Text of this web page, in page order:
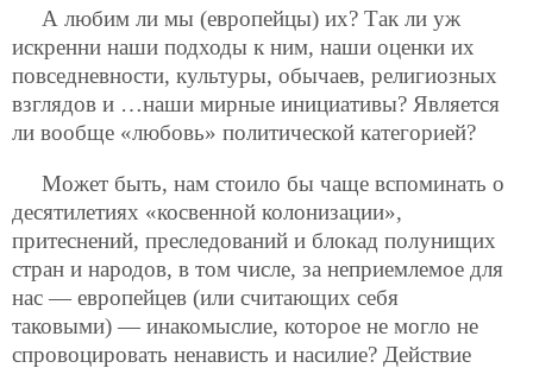
А любим ли мы (европейцы) их? Так ли уж
искренни наши подходы к ним, наши оценки их
повседневности, культуры, обычаев, религиозных
взглядов и …наши мирные инициативы? Является
ли вообще «любовь» политической категорией?
Может быть, нам стоило бы чаще вспоминать о
десятилетиях «косвенной колонизации»,
притеснений, преследований и блокад полунищих
стран и народов, в том числе, за неприемлемое для
нас — европейцев (или считающих себя
таковыми) — инакомыслие, которое не могло не
спровоцировать ненависть и насилие? Действие